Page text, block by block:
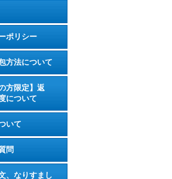
ポリシー
方法について
方限定】返
について
いて
問
、なりすまし